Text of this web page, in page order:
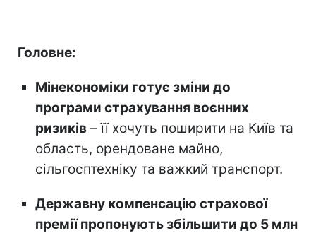
Головне:
Мінекономіки готує зміни до
програми страхування воєнних
ризиків – її хочуть поширити на Київ та
область, орендоване майно,
сільгосптехніку та важкий транспорт.
Державну компенсацію страхової
премії пропонують збільшити до 5 млн